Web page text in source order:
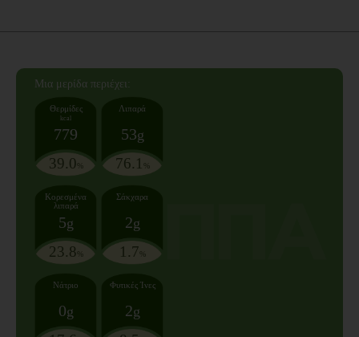
Mια μερίδα περιέχει:
Θερμίδες
kcal
779
39.0 %
Λιπαρά
53g
76.1 %
Κορεσμένα
λιπαρά
5g
23.8 %
Σάκχαρα
2g
1.7 %
Νάτριο
0g
Φυτικές Ίνες
2g